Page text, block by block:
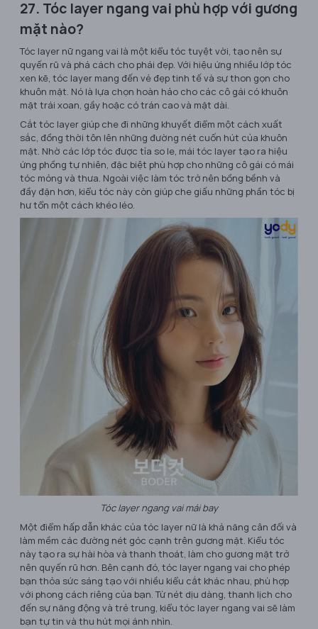
27. Tóc layer ngang vai phù hợp với gương
mặt nào?
Tóc layer nữ ngang vai là một kiểu tóc tuyệt vời, tạo nên sự
quyến rũ và phá cách cho phái đẹp. Với hiệu ứng nhiều lớp tóc
xen kẽ, tóc layer mang đến vẻ đẹp tinh tế và sự thon gọn cho
khuôn mặt. Nó là lựa chọn hoàn hảo cho các cô gái có khuôn
mặt trái xoan, gầy hoặc có trán cao và mặt dài.
Cắt tóc layer giúp che đi những khuyết điểm một cách xuất
sắc, đồng thời tôn lên những đường nét cuốn hút của khuôn
mặt. Nhờ các lớp tóc được tỉa so le, mái tóc layer tạo ra hiệu
ứng phồng tự nhiên, đặc biệt phù hợp cho những cô gái có mái
tóc mỏng và thưa. Ngoài việc làm tóc trở nên bồng bềnh và
đầy đặn hơn, kiểu tóc này còn giúp che giấu những phần tóc bị
hư tổn một cách khéo léo.
Tóc layer ngang vai mái bay
Một điểm hấp dẫn khác của tóc layer nữ là khả năng cân đối và
làm mềm các đường nét góc cạnh trên gương mặt. Kiểu tóc
này tạo ra sự hài hòa và thanh thoát, làm cho gương mặt trở
nên quyến rũ hơn. Bên cạnh đó, tóc layer ngang vai cho phép
bạn thỏa sức sáng tạo với nhiều kiểu cắt khác nhau, phù hợp
với phong cách riêng của bạn. Từ nét dịu dàng, thanh lịch cho
đến sự năng động và trẻ trung, kiểu tóc layer ngang vai sẽ làm
bạn tự tin và thu hút mọi ánh nhìn.